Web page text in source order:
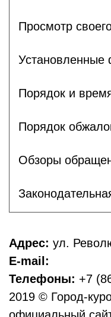
Просмотр
Порядок и
Порядок
Обзоры
Адрес: ул.
E-mail:
Телефоны: +7
2019 © Город-